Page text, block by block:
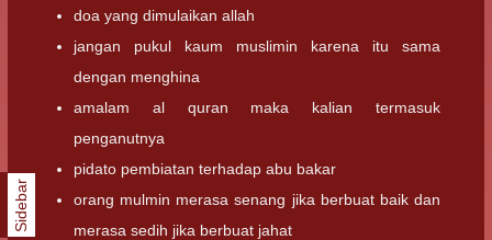
doa yang dimulaikan allah
jangan pukul kaum muslimin karena itu sama
dengan menghina
amalam al quran maka kalian termasuk
penganutnya
pidato pembiatan terhadap abu bakar
orang mulmin merasa senang jika berbuat baik dan
merasa sedih jika berbuat jahat
Sidebar